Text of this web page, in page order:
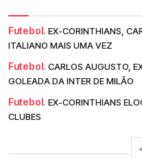
Futebol. EX-CORINTHIANS,
ITALIANO MAIS UMA VEZ
Futebol. CARLOS AUGUSTO,
GOLEADA DA INTER DE MILÃO
Futebol. EX-CORINTHIANS
CLUBES